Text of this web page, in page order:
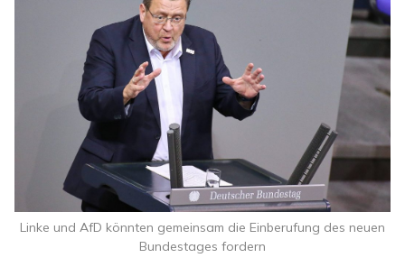
Linke und AfD könnten gemeinsam die Einberufung des neuen
Bundestages fordern